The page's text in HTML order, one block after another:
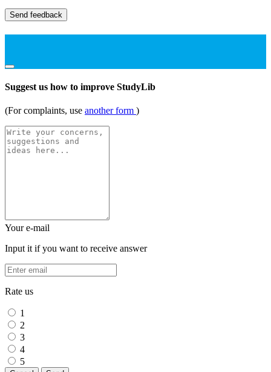
Send feedback
Suggest us how to improve StudyLib
(For complaints, use another form )
Your e-mail
Input it if you want to receive answer
Rate us
1
2
3
4
5